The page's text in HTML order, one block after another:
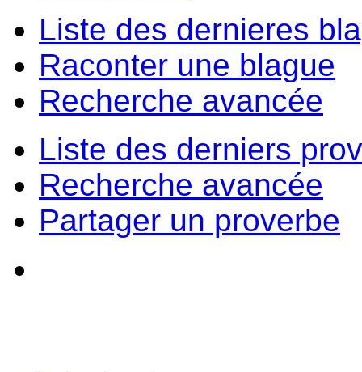
Liste des dernieres
Raconter une blague
Recherche avancée
Liste des derniers
Recherche avancée
Partager un proverbe